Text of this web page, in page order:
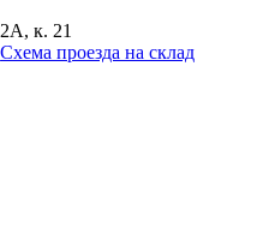
к. 21
Схема проезда на склад